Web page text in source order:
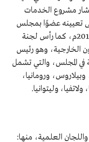
مشروع الخدمات
تعيينه عضوًا بمجلس
الشورى في 3 ربيع الأول 1434هـ/15 يناير 2013م، كما رأس لجنة
الخارجية، وهو رئيس
في المجلس، والتي تشمل
ورومانيا،
وليتوانيا.
العلمية، منها: